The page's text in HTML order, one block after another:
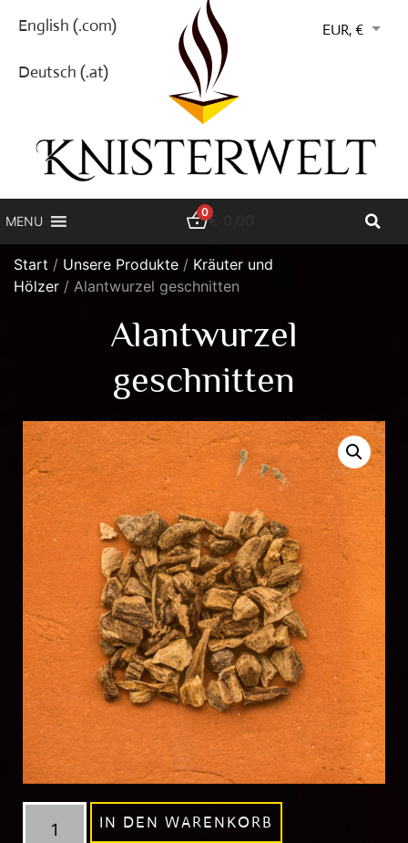
English (.com)
Deutsch (.at)
EUR, €
0€
MENU
Start / Unsere Produkte / Kräuter und
Hölzer / Alantwurzel geschnitten
Alantwurzel
geschnitten
IN DEN WARENKORB